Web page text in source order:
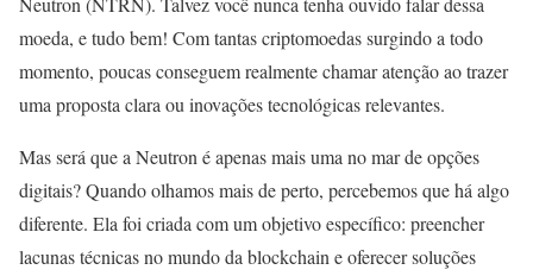
moeda, e tudo bem! Com tantas criptomoedas surgindo a todo
momento, poucas conseguem realmente chamar atenção ao trazer
uma proposta clara ou inovações tecnológicas relevantes.
Mas será que a Neutron é apenas mais uma no mar de opções
digitais? Quando olhamos mais de perto, percebemos que há algo
diferente. Ela foi criada com um objetivo específico: preencher
lacunas técnicas no mundo da blockchain e oferecer soluções